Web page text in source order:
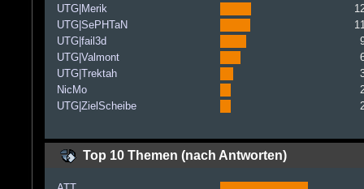
UTG|Merik
UTG|SePHTaN
UTG|fail3d
UTG|Valmont
UTG|Trektah
NicMo
UTG|ZielScheibe
Top 10 Themen (nach Antworten)